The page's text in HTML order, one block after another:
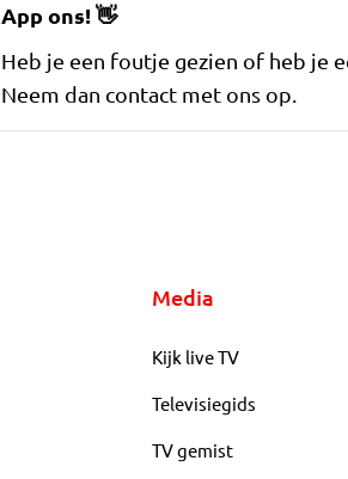
App ons!👋
Heb je een foutje gezien of heb je
Neem dan contact met ons op.
Media
Kijk live TV
Televisiegids
TV gemist